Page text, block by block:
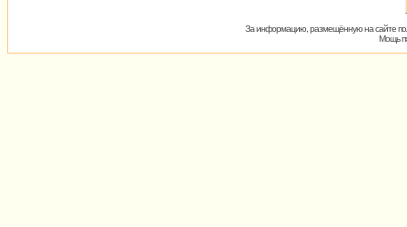
За информацию, размещённую на сайте
Мощь